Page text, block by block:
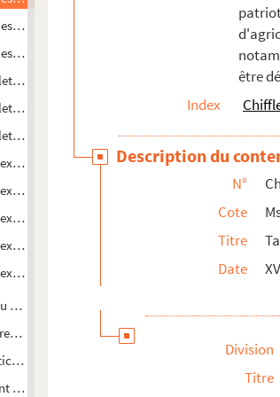
dans le 6e volume des actes importants du
dans le 7e volume des actes importants du
escrittes au parlement »
escrittes au parlement »
escrittes au parlement »
des noms de tous ceux qui ont été
des noms de tous ceux qui ont été
des noms de tous ceux qui ont été
des noms de tous ceux qui ont été
des noms de tous ceux qui ont été
parlement de Besançon et divers actes de
de l'ordre de la Toison d'or, dèz la cessation des
juris nostri municipalis, sive Nomenclator et
plusieurs pièces sur la police civile d'Espagne et
être
Index
Description du
N°
Cote
Titre
Date
Division
Titre